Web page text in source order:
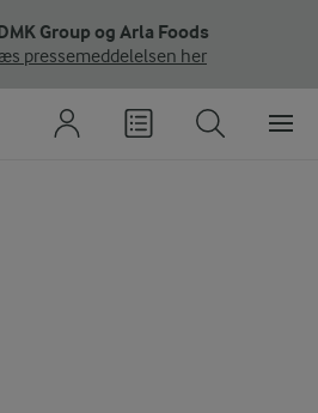
Group og Arla Foods
pressemeddelelsen her